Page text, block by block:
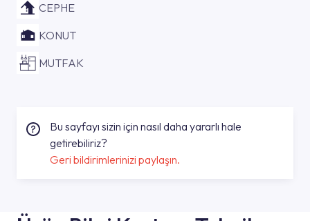
CEPHE
KONUT
MUTFAK
Bu sayfayı sizin için nasıl daha yararlı hale
getirebiliriz?
Geri bildirimlerinizi paylaşın.